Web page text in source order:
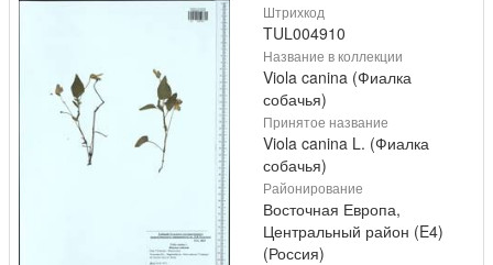
Штрихкод
TUL004910
Название в коллекции
Viola canina (Фиалка
собачья)
Принятое название
Viola canina L. (Фиалка
собачья)
Районирование
Восточная Европа,
Центральный район (E4)
(Россия)